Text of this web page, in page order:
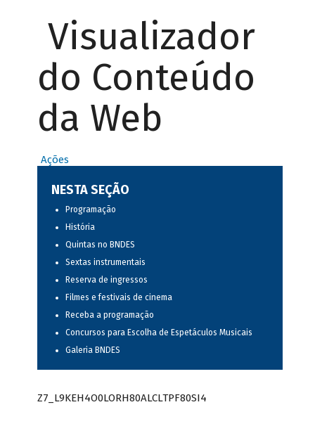
Visualizador
do Conteúdo
da Web
Ações
NESTA SEÇÃO
Programação
História
Quintas no BNDES
Sextas instrumentais
Reserva de ingressos
Filmes e festivais de cinema
Receba a programação
Concursos para Escolha de Espetáculos Musicais
Galeria BNDES
Z7_L9KEH4O0LORH80ALCLTPF80SI4